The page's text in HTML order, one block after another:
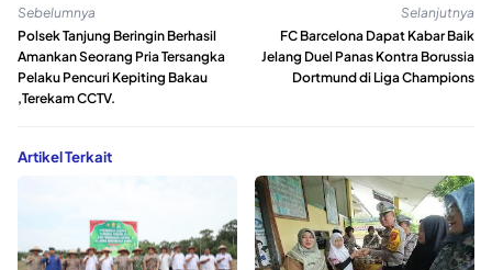
Sebelumnya
Polsek Tanjung Beringin Berhasil
Amankan Seorang Pria Tersangka
Pelaku Pencuri Kepiting Bakau
,Terekam CCTV.
Selanjutnya
FC Barcelona Dapat Kabar Baik
Jelang Duel Panas Kontra Borussia
Dortmund di Liga Champions
Artikel Terkait